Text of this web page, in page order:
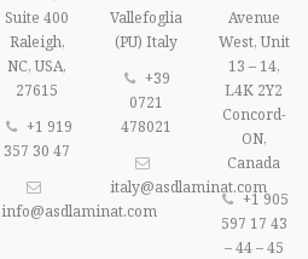
Suite 400
Raleigh,
NC, USA,
27615
+1 919
357 30 47
info@asdlaminat.com
Vallefoglia
(PU) Italy
+39
0721
478021
italy@asdlaminat.com
Avenue
West, Unit
13 – 14,
L4K 2Y2
Concord-
ON,
Canada
+1 905
597 17 43
– 44 – 45